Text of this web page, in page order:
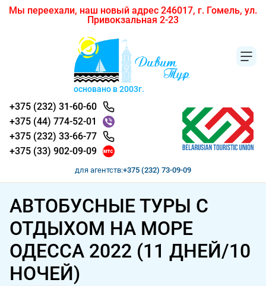
Мы переехали, наш новый адрес 246017, г. Гомель, ул.
Привокзальная 2-23
основано в 2003г.
+375 (232) 31-60-60
+375 (44) 774-52-01
+375 (232) 33-66-77
+375 (33) 902-09-09
для агентств:+375 (232) 73-09-09
АВТОБУСНЫЕ ТУРЫ С
ОТДЫХОМ НА МОРЕ
ОДЕССА 2022 (11 ДНЕЙ/10
НОЧЕЙ)